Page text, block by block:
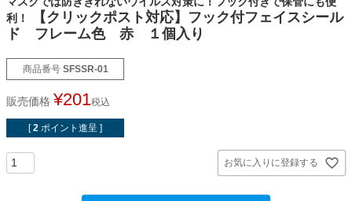
ファブリックパネル
貼ってはがせるアイテム
利！
【クリックポスト対応】フック付フェイスシール
ド フレーム色 赤 １個入り
商品番号 SFSSR-01
販売価格 ¥201税込
[ 2 ポイント進呈 ]
お気に入りに登録する